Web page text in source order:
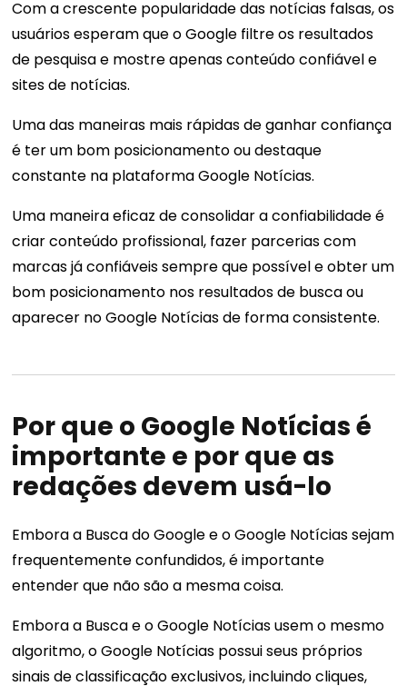
Com a crescente popularidade das notícias falsas, os
usuários esperam que o Google filtre os resultados
de pesquisa e mostre apenas conteúdo confiável e
sites de notícias.
Uma das maneiras mais rápidas de ganhar confiança
é ter um bom posicionamento ou destaque
constante na plataforma Google Notícias.
Uma maneira eficaz de consolidar a confiabilidade é
criar conteúdo profissional, fazer parcerias com
marcas já confiáveis ​​sempre que possível e obter um
bom posicionamento nos resultados de busca ou
aparecer no Google Notícias de forma consistente.
Por que o Google Notícias é
importante e por que as
redações devem usá-lo
Embora a Busca do Google e o Google Notícias sejam
frequentemente confundidos, é importante
entender que não são a mesma coisa.
Embora a Busca e o Google Notícias usem o mesmo
algoritmo, o Google Notícias possui seus próprios
sinais de classificação exclusivos, incluindo cliques,